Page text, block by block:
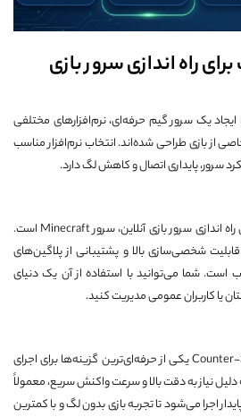
راه اندازی سرور بازی
یا ایجاد یک سرور گیم حرفه‌ای، نرم‌افزارهای مختلفی
از بازی طراحی شده‌اند. انتخاب نرم‌افزار مناسب
سرور، پایداری اتصال و کاهش لگ دارد.
اندازی سرور بازی آنلاین، سرورMinecraft است.
شخصی‌سازی بالا و پشتیبانی از پلاگین‌های
است. شما می‌توانید با استفاده از آن یک دنیای
یا کاربران عمومی مدیریت کنید.
یکی از حرفه‌ای‌ترین گزینه‌ها برای اجرای
نیاز به دقت بالا و سرعت واکنش سریع، معمولاً
اجرا می‌شود تا تجربه بازی بدون لگ و با کمترین